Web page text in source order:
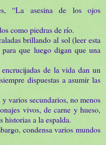
“La asesina de los ojos
como piedras de río.
brillando al sol (leer esta
que luego digan que una
de la vida dan un
dispuestas a asumir las
varios secundarios, no menos
vivos, de carne y hueso,
historias a la espalda.
condensa varios mundos